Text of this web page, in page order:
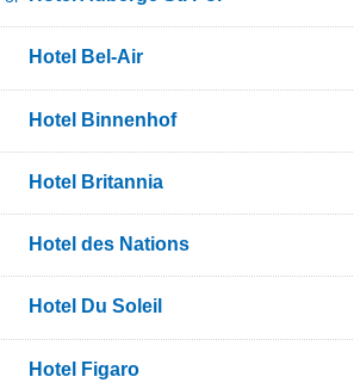
Hotel Bel-Air
Hotel Binnenhof
Hotel Britannia
Hotel des Nations
Hotel Du Soleil
Hotel Figaro